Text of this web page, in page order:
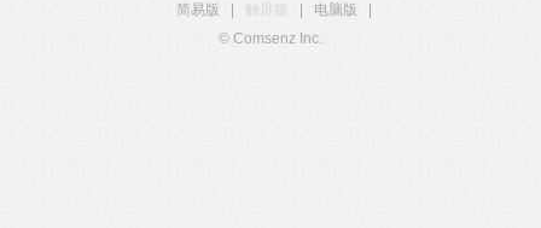
简易版
触屏版 电脑版
© Comsenz Inc.